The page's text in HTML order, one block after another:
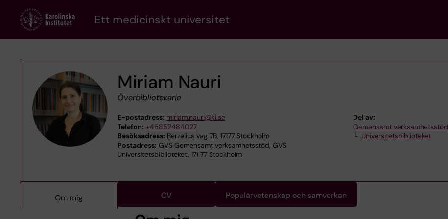
content
Ett medicinskt universitet
Miriam Nauri
Överbibliotekarie
E-postadress: miriam.nauri@ki.se
Telefon: +46852484027
Besöksadress: Berzelius väg 7B, 17177 Stockholm
Postadress: GVS Gemensamt verksamhetsstöd, GVS
Universitetsbiblioteket, 171 77 Stockholm
Del av:
Gemensamt verksamhetsstöd
Universitetsbiblioteket
Om mig CV Populärvetenskap och samverkan